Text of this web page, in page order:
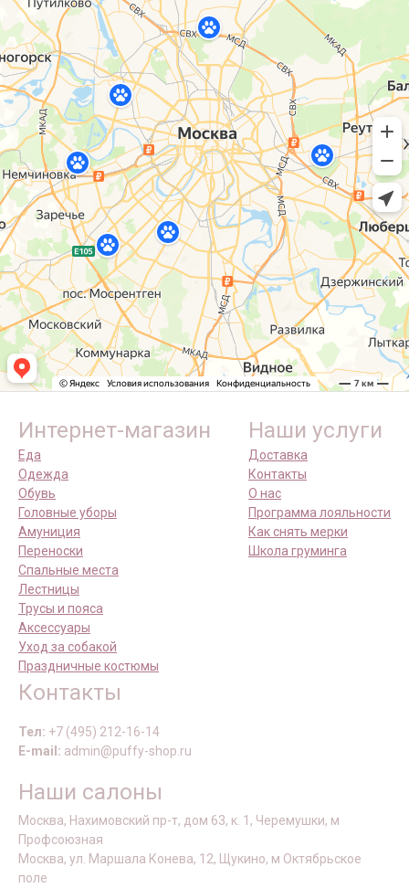
Интернет-магазин
Еда
Одежда
Обувь
Головные уборы
Амуниция
Переноски
Спальные места
Лестницы
Трусы и пояса
Аксессуары
Уход за собакой
Праздничные костюмы
Наши услуги
Доставка
Контакты
О нас
Программа лояльности
Как снять мерки
Школа груминга
Контакты
Тел: +7 (495) 212-16-14
E-mail: admin@puffy-shop.ru
Наши салоны
Москва, Нахимовский пр-т, дом 63, к. 1, Черемушки, м
Профсоюзная
Москва, ул. Маршала Конева, 12, Щукино, м Октябрьское
поле